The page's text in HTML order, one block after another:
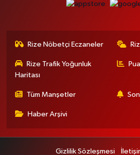
Rize Nöbetçi Eczaneler
Rize Trafik Yoğunluk
Haritası
Tüm Manşetler
Haber Arşivi
Gizlilik Sözleşmesi